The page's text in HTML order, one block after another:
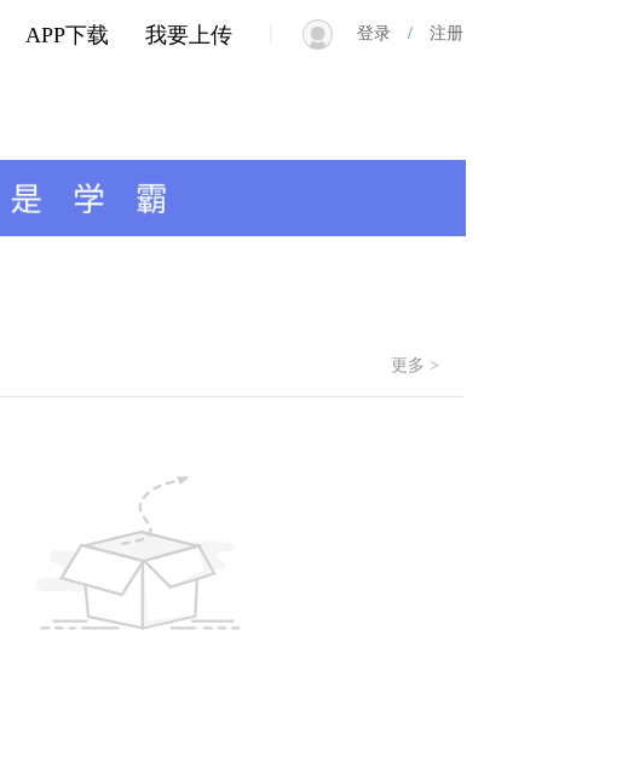
登录/ 注册
我要上传
APP下载
更多 >